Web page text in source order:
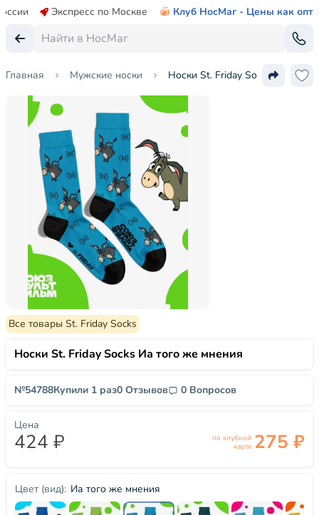
Экспресс по Москве Клуб НосМаг - Цены как опт
Главная Мужские носки Носки St. Friday Socks
Все товары St. Friday Socks
Носки St. Friday Socks Иа того же мнения
№54788Купили 1 раз0 Отзывов 0 Вопросов
Цвет (вид): Иа того же мнения
Цена
424 ₽
по клубной
карте 275 ₽